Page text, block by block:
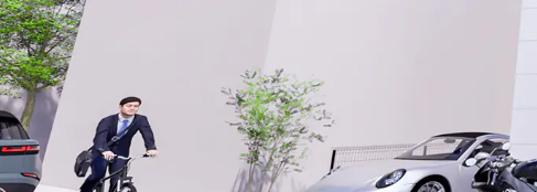
ご成約
販売中の